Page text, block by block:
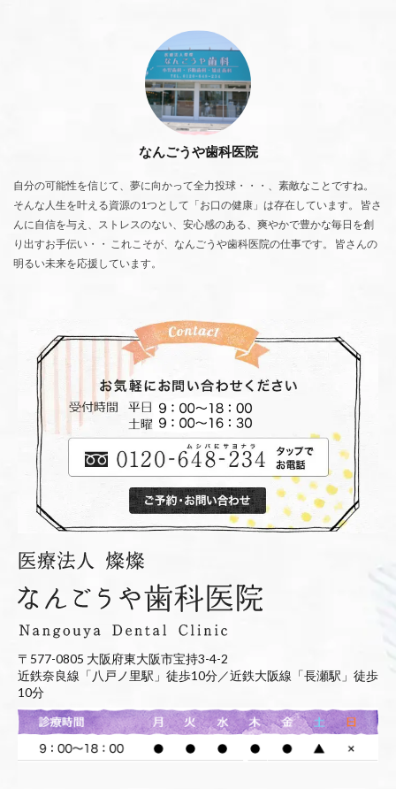
なんごうや歯科医院
自分の可能性を信じて、夢に向かって全力投球・・・、素敵なことですね。
そんな人生を叶える資源の1つとして「お口の健康」は存在しています。 皆さ
んに自信を与え、ストレスのない、安心感のある、爽やかで豊かな毎日を創
り出すお手伝い・・ これこそが、なんごうや歯科医院の仕事です。 皆さんの
明るい未来を応援しています。
〒577-0805 大阪府東大阪市宝持3-4-2
近鉄奈良線「八戸ノ里駅」徒歩10分／近鉄大阪線「長瀬駅」徒歩
10分